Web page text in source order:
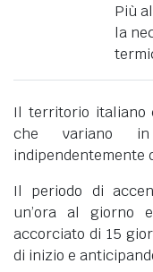
Più
la
Il territorio italiano
che variano in
indipendentemente
Il periodo di
un’ora al giorno
accorciato di 15
di inizio e